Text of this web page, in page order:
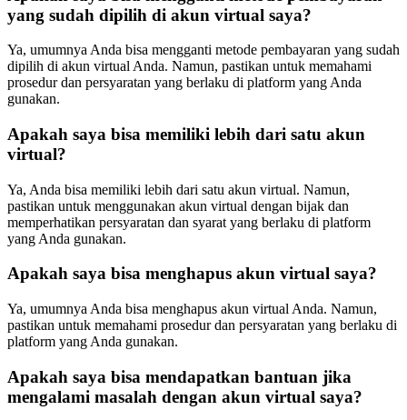
yang sudah dipilih di akun virtual saya?
Ya, umumnya Anda bisa mengganti metode pembayaran yang sudah
dipilih di akun virtual Anda. Namun, pastikan untuk memahami
prosedur dan persyaratan yang berlaku di platform yang Anda
gunakan.
Apakah saya bisa memiliki lebih dari satu akun
virtual?
Ya, Anda bisa memiliki lebih dari satu akun virtual. Namun,
pastikan untuk menggunakan akun virtual dengan bijak dan
memperhatikan persyaratan dan syarat yang berlaku di platform
yang Anda gunakan.
Apakah saya bisa menghapus akun virtual saya?
Ya, umumnya Anda bisa menghapus akun virtual Anda. Namun,
pastikan untuk memahami prosedur dan persyaratan yang berlaku di
platform yang Anda gunakan.
Apakah saya bisa mendapatkan bantuan jika
mengalami masalah dengan akun virtual saya?